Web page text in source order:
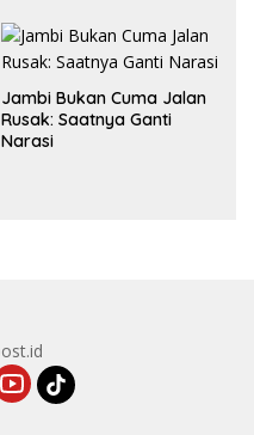
Jambi Bukan Cuma Jalan
Rusak: Saatnya Ganti
Narasi